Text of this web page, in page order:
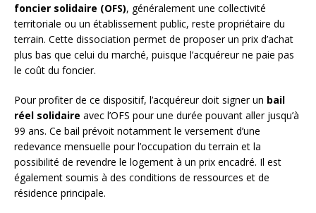
foncier solidaire (OFS), généralement une collectivité
territoriale ou un établissement public, reste propriétaire du
terrain. Cette dissociation permet de proposer un prix d’achat
plus bas que celui du marché, puisque l’acquéreur ne paie pas
le coût du foncier.
Pour profiter de ce dispositif, l’acquéreur doit signer un bail
réel solidaire avec l’OFS pour une durée pouvant aller jusqu’à
99 ans. Ce bail prévoit notamment le versement d’une
redevance mensuelle pour l’occupation du terrain et la
possibilité de revendre le logement à un prix encadré. Il est
également soumis à des conditions de ressources et de
résidence principale.